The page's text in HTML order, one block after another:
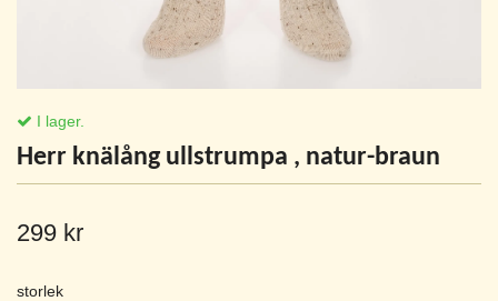
I lager.
Herr knälång ullstrumpa , natur-braun
299 kr
storlek